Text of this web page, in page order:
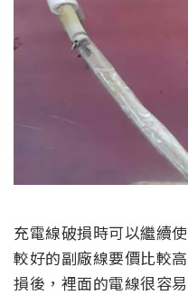
充電線破損時可以繼續
較好的副廠線要價比較
損後，裡面的電線很容